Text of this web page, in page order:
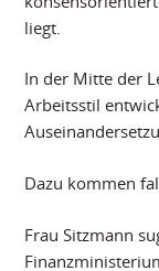
liegt.
In der Mitte der
Arbeitsstil
Dazu kommen
Frau Sitzmann